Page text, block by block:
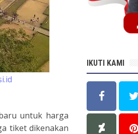
untuk harga
tiket dikenakan
IKUTI KAMI